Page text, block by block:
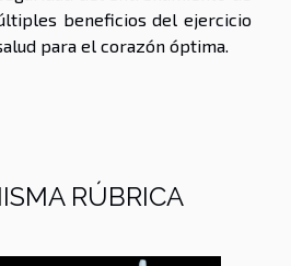
beneficios del ejercicio
para el corazón óptima.
RÚBRICA